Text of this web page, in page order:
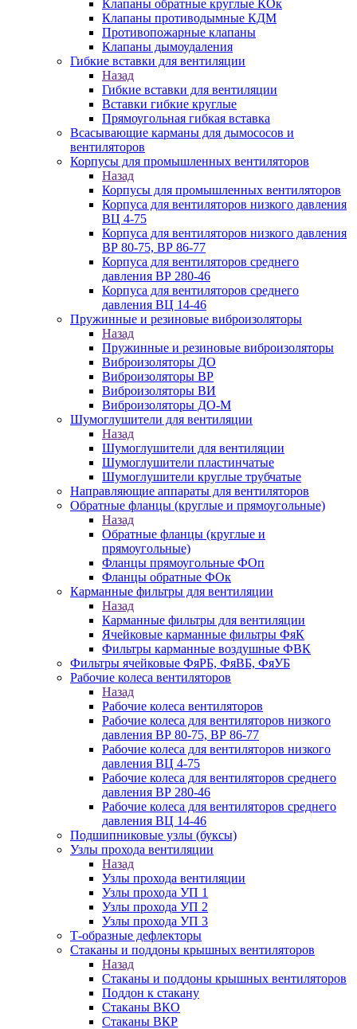
Клапаны обратные круглые КОк
Клапаны противодымные КДМ
Противопожарные клапаны
Клапаны дымоудаления
Гибкие вставки для вентиляции
Назад
Гибкие вставки для вентиляции
Вставки гибкие круглые
Прямоугольная гибкая вставка
Всасывающие карманы для дымососов и
вентиляторов
Корпусы для промышленных вентиляторов
Назад
Корпусы для промышленных вентиляторов
Корпуса для вентиляторов низкого давления
ВЦ 4-75
Корпуса для вентиляторов низкого давления
ВР 80-75, ВР 86-77
Корпуса для вентиляторов среднего
давления ВР 280-46
Корпуса для вентиляторов среднего
давления ВЦ 14-46
Пружинные и резиновые виброизоляторы
Назад
Пружинные и резиновые виброизоляторы
Виброизоляторы ДО
Виброизоляторы ВР
Виброизоляторы ВИ
Виброизоляторы ДО-М
Шумоглушители для вентиляции
Назад
Шумоглушители для вентиляции
Шумоглушители пластинчатые
Шумоглушители круглые трубчатые
Направляющие аппараты для вентиляторов
Обратные фланцы (круглые и прямоугольные)
Назад
Обратные фланцы (круглые и
прямоугольные)
Фланцы прямоугольные ФОп
Фланцы обратные ФОк
Карманные фильтры для вентиляции
Назад
Карманные фильтры для вентиляции
Ячейковые карманные фильтры ФяК
Фильтры карманные воздушные ФВК
Фильтры ячейковые ФяРБ, ФяВБ, ФяУБ
Рабочие колеса вентиляторов
Назад
Рабочие колеса вентиляторов
Рабочие колеса для вентиляторов низкого
давления ВР 80-75, ВР 86-77
Рабочие колеса для вентиляторов низкого
давления ВЦ 4-75
Рабочие колеса для вентиляторов среднего
давления ВР 280-46
Рабочие колеса для вентиляторов среднего
давления ВЦ 14-46
Подшипниковые узлы (буксы)
Узлы прохода вентиляции
Назад
Узлы прохода вентиляции
Узлы прохода УП 1
Узлы прохода УП 2
Узлы прохода УП 3
Т-образные дефлекторы
Стаканы и поддоны крышных вентиляторов
Назад
Стаканы и поддоны крышных вентиляторов
Поддон к стакану
Стаканы ВКО
Стаканы ВКР